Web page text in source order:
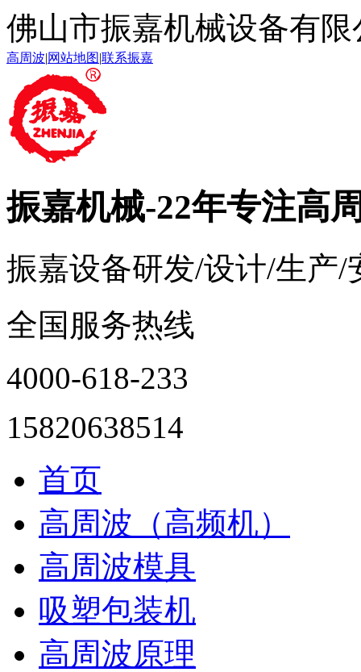
佛山市振嘉机械设备有限
高周波|网站地图|联系振嘉
振嘉机械-22年专注高
振嘉设备研发/设计/生产/
全国服务热线
4000-618-233
15820638514
首页
高周波（高频机）
高周波模具
吸塑包装机
高周波原理